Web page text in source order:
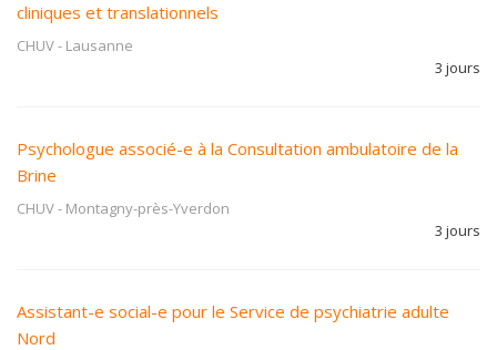
cliniques et translationnels
CHUV- Lausanne
3 jours
Psychologue associé-e à la Consultation ambulatoire de la
Brine
CHUV- Montagny-près-Yverdon
3 jours
Assistant-e social-e pour le Service de psychiatrie adulte
Nord